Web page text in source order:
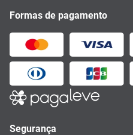
Formas de pagamento
Segurança